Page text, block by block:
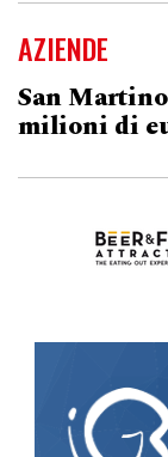
AZIENDE
San
milioni di